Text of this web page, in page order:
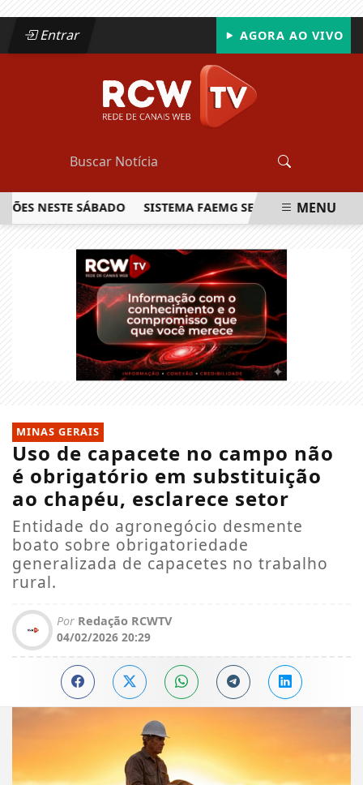
Entrar AGORA AO VIVO
SÁBADO SISTEMA FAEMG SENAR LANÇA OMENU
MINAS GERAIS
Uso de capacete no campo não
é obrigatório em substituição
ao chapéu, esclarece setor
Entidade do agronegócio desmente
boato sobre obrigatoriedade
generalizada de capacetes no trabalho
rural.
Por Redação RCWTV
04/02/2026 20:29